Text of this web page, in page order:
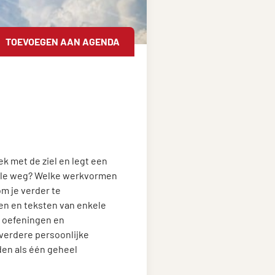
TOEVOEGEN AAN AGENDA
met de ziel en legt een
weg? Welke werkvormen
je verder te
en teksten van enkele
en
persoonlijke
als één geheel